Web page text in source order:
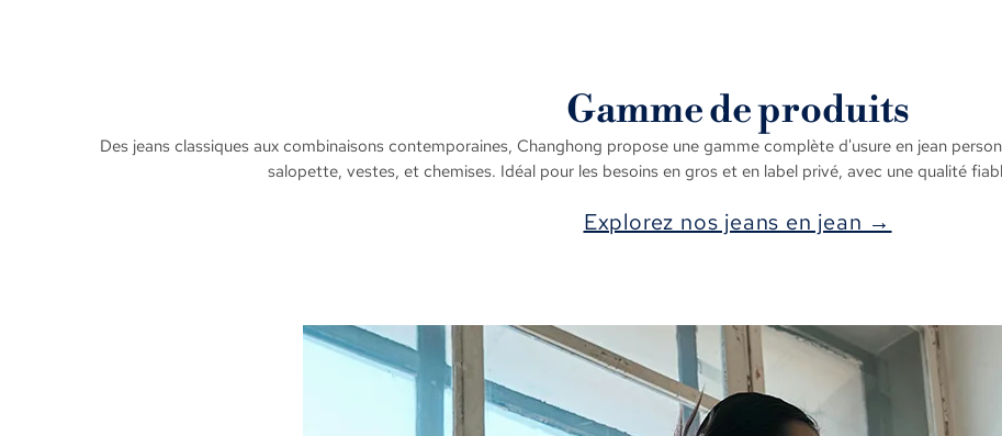
Gamme de produits
Des jeans classiques aux combinaisons contemporaines, Changhong propose une gamme complète d'usure en jean
salopette, vestes, et chemises. Idéal pour les besoins en gros et en label privé, avec une qualité
Explorez nos jeans en jean →